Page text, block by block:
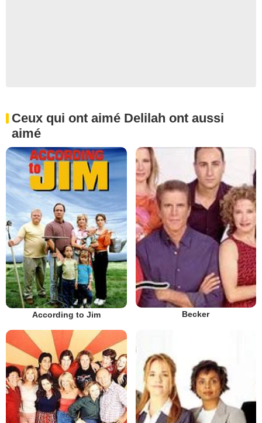
Ceux qui ont aimé Delilah ont aussi
aimé
According to Jim Becker